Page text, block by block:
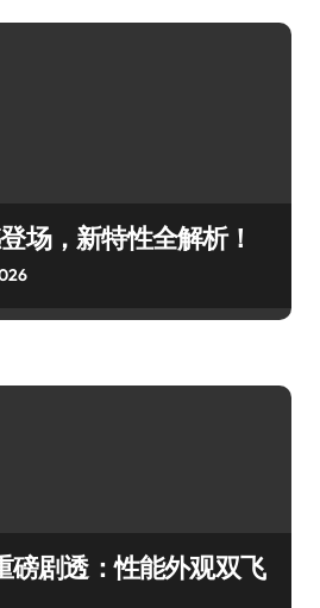
场，新特性全解析！
磅剧透：性能外观双飞